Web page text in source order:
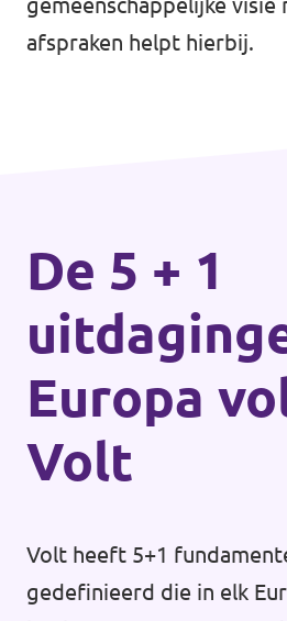
afspraken helpt hierbij.
De 5 + 1
Europa
Volt
Volt heeft 5+1
gedefinieerd die in elk